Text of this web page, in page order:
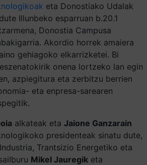
eta Donostiako Udalak
Illunbeko esparruan b.20.1
Donostia Campusa
Akordio horrek amaiera
gehiagoko elkarrizketei. Bi
onena lortzeko lan egin
azpiegitura eta zerbitzu berrien
eta enpresa-sarearen
alkateak eta Jaione Ganzarain
presidenteak sinatu dute,
Trantsizio Energetiko eta
Mikel Jauregik eta